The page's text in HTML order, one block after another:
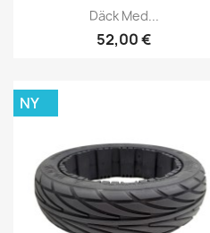
Snabbvy
Däck Med...
52,00 €
NY